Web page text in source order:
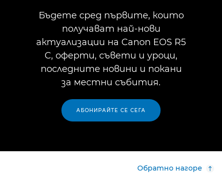
Бъдете сред първите, които
получават най-нови
актуализации на Canon EOS R5
C, оферти, съвети и уроци,
последните новини и покани
за местни събития.
АБОНИРАЙТЕ СЕ СЕГА
Обратно нагоре